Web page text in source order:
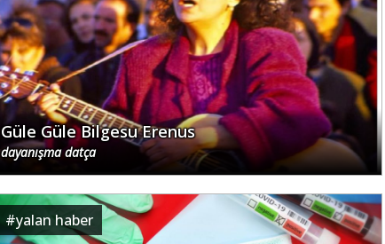
Güle Güle Bilgesu Erenus
dayanışma datça
#yalan haber